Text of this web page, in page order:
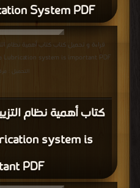
System PDF
كتاب أهمية نظام
system is
PDF
Lubrication system is important PDF مجانا | مكتبة >
التحميل :